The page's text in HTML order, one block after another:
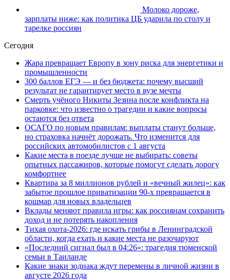
Молоко дороже,
зарплаты ниже: как политика ЦБ ударила по столу и
тарелке россиян
Сегодня
Жара превращает Европу в зону риска для энергетики и
промышленности
300 баллов ЕГЭ — и без бюджета: почему высший
результат не гарантирует место в вузе мечты
Смерть учёного Никиты Зезина после конфликта на
парковке: что известно о трагедии и какие вопросы
остаются без ответа
ОСАГО по новым правилам: выплаты станут больше,
но страховка начнёт дорожать. Что изменится для
российских автомобилистов с 1 августа
Какие места в поезде лучше не выбирать: советы
опытных пассажиров, которые помогут сделать дорогу
комфортнее
Квартира за 8 миллионов рублей и «вечный жилец»: как
забытое прошлое приватизации 90-х превращается в
кошмар для новых владельцев
Вклады меняют правила игры: как россиянам сохранить
доход и не потерять накопления
Тихая охота-2026: где искать грибы в Ленинградской
области, когда ехать и какие места не разочаруют
«Последний сигнал был в 04:26»: трагедия тюменской
семьи в Таиланде
Какие знаки зодиака ждут перемены в личной жизни в
августе 2026 года